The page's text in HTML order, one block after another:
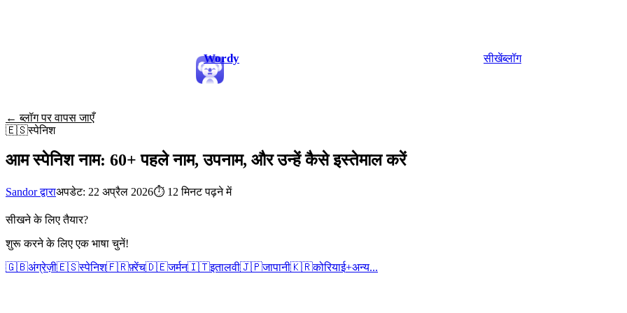
Wordy सीखेंब्लॉग
← ब्लॉग पर वापस जाएँ
🇪🇸स्पेनिश
आम स्पेनिश नाम: 60+ पहले नाम, उपनाम, और उन्हें कैसे इस्तेमाल करें
Sandor द्वाराअपडेट: 22 अप्रैल 2026⏱ 12 मिनट पढ़ने में
सीखने के लिए तैयार?
शुरू करने के लिए एक भाषा चुनें!
🇬🇧अंग्रेज़ी🇪🇸स्पेनिश🇫🇷फ़्रेंच🇩🇪जर्मन🇮🇹इतालवी🇯🇵जापानी🇰🇷कोरियाई+अन्य...